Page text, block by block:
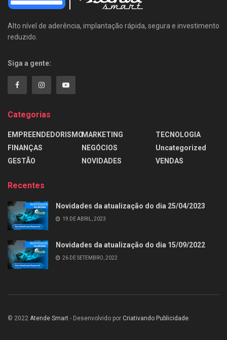
Alto nível de aderência, implantação rápida, segura e investimento
reduzido.
Siga a gente:
Categorias
EMPREENDEDORISMO
FINANÇAS
GESTÃO
MARKETING
NEGÓCIOS
NOVIDADES
TECNOLOGIA
Uncategorized
VENDAS
Recentes
Novidades da atualização do dia 25/04/2023
19 DE ABRIL, 2023
Novidades da atualização do dia 15/09/2022
26 DE SETEMBRO, 2022
© 2022 Atende Smart - Desenvolvido por Criativando Publicidade.